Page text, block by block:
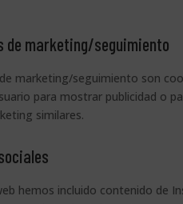
de marketing/seguimiento
marketing/seguimiento son
para mostrar publicidad o
similares.
hemos incluido contenido de